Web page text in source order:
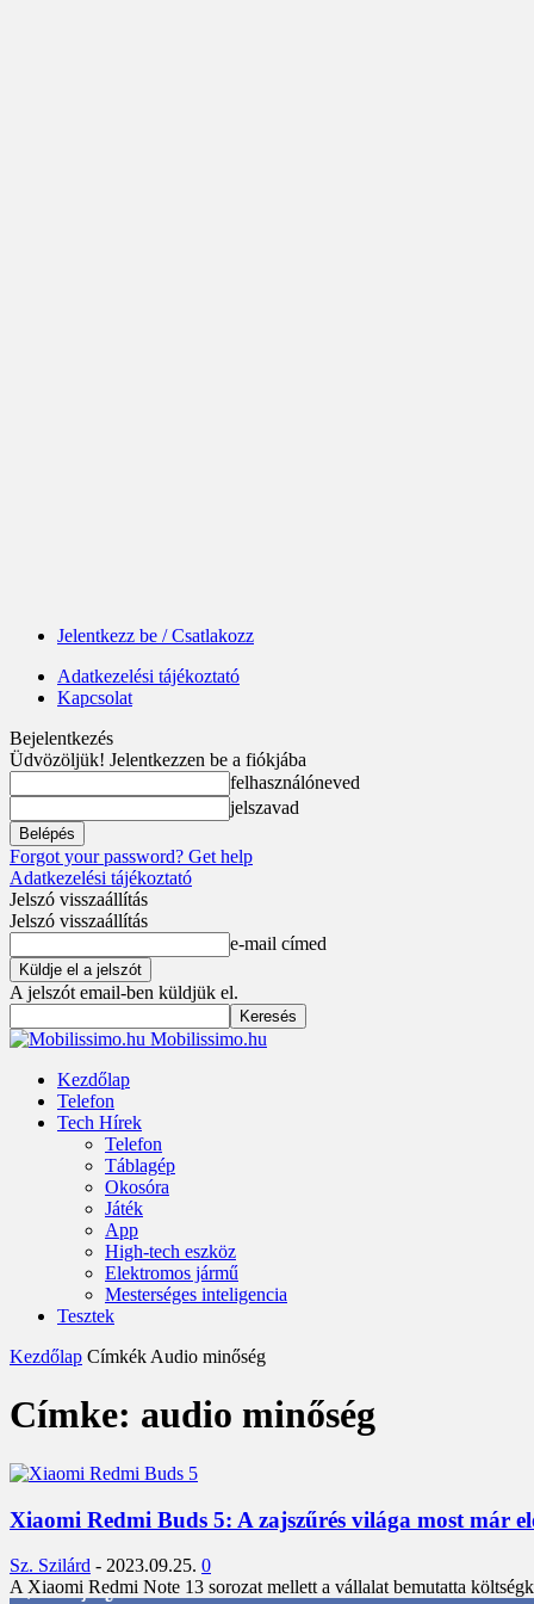
Jelentkezz be / Csatlakozz
Adatkezelési tájékoztató
Kapcsolat
Bejelentkezés
Üdvözöljük! Jelentkezzen be a fiókjába
felhasználóneved
jelszavad
Forgot your password? Get help
Adatkezelési tájékoztató
Jelszó visszaállítás
Jelszó visszaállítás
e-mail címed
A jelszót email-ben küldjük el.
Mobilissimo.hu
Kezdőlap
Telefon
Tech Hírek
Telefon
Táblagép
Okosóra
Játék
App
High-tech eszköz
Elektromos jármű
Mesterséges inteligencia
Tesztek
Kezdőlap Címkék Audio minőség
Címke: audio minőség
Xiaomi Redmi Buds 5: A zajszűrés világa most már
Sz. Szilárd - 2023.09.25. 0
A Xiaomi Redmi Note 13 sorozat mellett a vállalat bemutatta
3,452 Rajongók